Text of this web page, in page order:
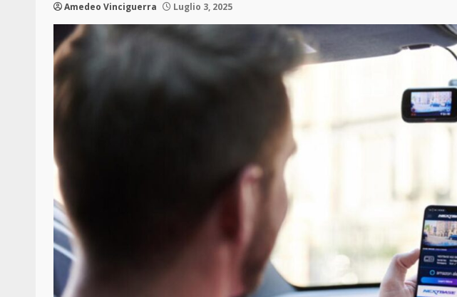
Amedeo Vinciguerra Luglio 3, 2025